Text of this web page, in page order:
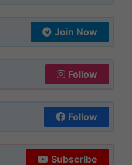
Join Now
Follow
Follow
Subscribe